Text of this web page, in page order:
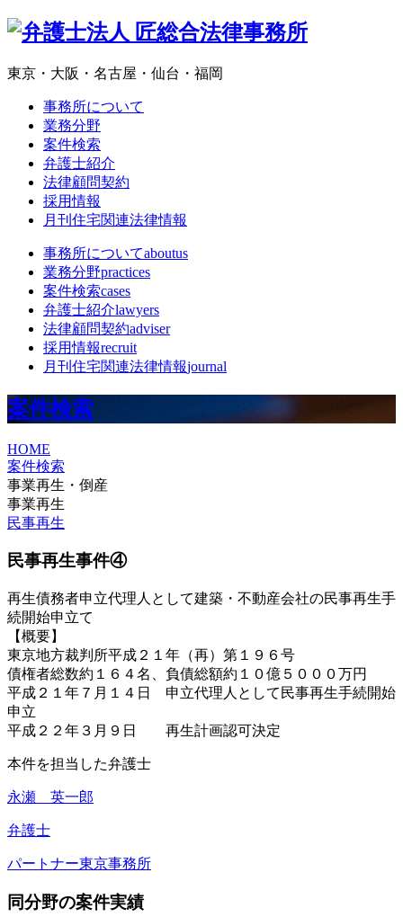
東京・大阪・名古屋・仙台・福岡
事務所について
業務分野
案件検索
弁護士紹介
法律顧問契約
採用情報
月刊住宅関連法律情報
事務所についてaboutus
業務分野practices
案件検索cases
弁護士紹介lawyers
法律顧問契約adviser
採用情報recruit
月刊住宅関連法律情報journal
案件検索
HOME
案件検索
事業再生・倒産
事業再生
民事再生
民事再生事件④
再生債務者申立代理人として建築・不動産会社の民事再生手
続開始申立て
【概要】
東京地方裁判所平成２１年（再）第１９６号
債権者総数約１６４名、負債総額約１０億５０００万円
平成２１年７月１４日 申立代理人として民事再生手続開始
申立
平成２２年３月９日 再生計画認可決定
本件を担当した弁護士
永瀬 英一郎
弁護士
パートナー東京事務所
同分野の案件実績